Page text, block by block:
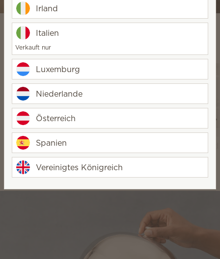
Entdecken Sie unsere Produkte
Elektrische
Duftlampen und
Wachs
und Öle
Pods
Irland
Italien
Verkauft nur
Luxemburg
Niederlande
Österreich
Spanien
Vereinigtes Königreich